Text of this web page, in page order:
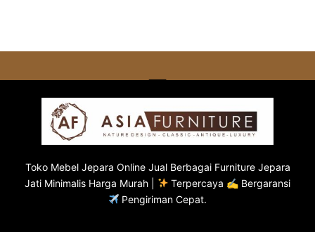
Toko Mebel Jepara Online Jual Berbagai Furniture Jepara
Jati Minimalis Harga Murah |
Terpercaya ✍ Bergaransi
Pengiriman Cepat.